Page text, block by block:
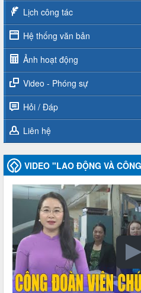
Lịch công tác
Hệ thống văn bản
Ảnh hoạt động
Video - Phóng sự
Hỏi / Đáp
Liên hệ
VIDEO "LAO ĐỘNG VÀ